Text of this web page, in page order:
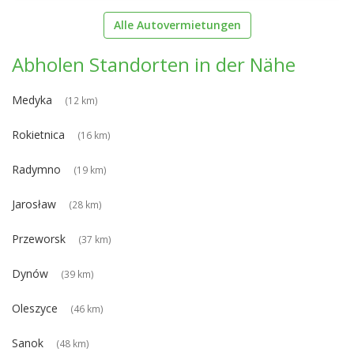
Alle Autovermietungen
Abholen Standorten in der Nähe
Medyka (12 km)
Rokietnica (16 km)
Radymno (19 km)
Jarosław (28 km)
Przeworsk (37 km)
Dynów (39 km)
Oleszyce (46 km)
Sanok (48 km)